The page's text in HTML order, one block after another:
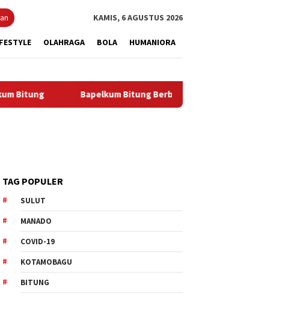
KAMIS, 6 AGUSTUS 2026
OLAHRAGA BOLA HUMANIORA
‎Bapelkum Bitung Berbagi, Semarak HUT ke-81 RI dan Hari
TAG POPULER
SULUT
MANADO
COVID-19
KOTAMOBAGU
BITUNG